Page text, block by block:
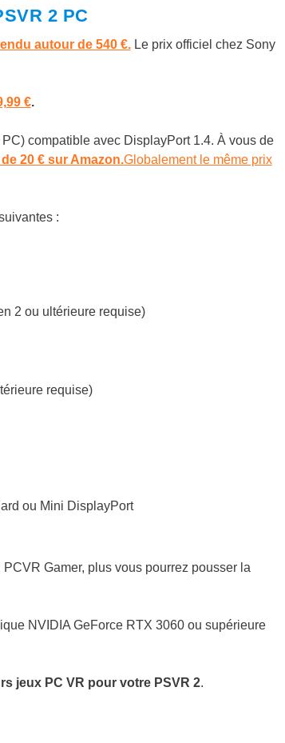
2 PC
autour de 540 €.Le prix officiel chez Sony
€.
compatible avec DisplayPort 1.4. À vous de
20 € sur Amazon.Globalement le même prix
:
2 ou ultérieure requise)
requise)
ou Mini DisplayPort
Gamer, plus vous pourrez pousser la
NVIDIA GeForce RTX 3060 ou supérieure
jeux PC VR pour votre PSVR 2.